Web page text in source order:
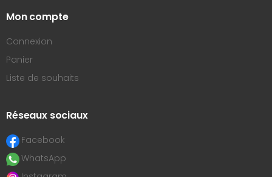
Mon compte
Connexion
Panier
Liste de souhaits
Réseaux sociaux
Facebook
WhatsApp